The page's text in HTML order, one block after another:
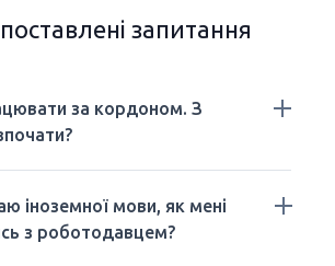
запитання
за кордоном. З
іноземної мови, як мені
з роботодавцем?